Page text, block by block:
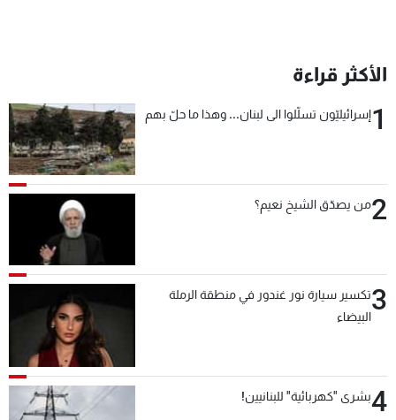
الأكثر قراءة
1إسرائيليّون تسلّلوا الى لبنان... وهذا ما حلّ بهم
2من يصدّق الشيخ نعيم؟
3تكسير سيارة نور غندور في منطقة الرملة
البيضاء
4بشرى "كهربائية" للبنانيين!